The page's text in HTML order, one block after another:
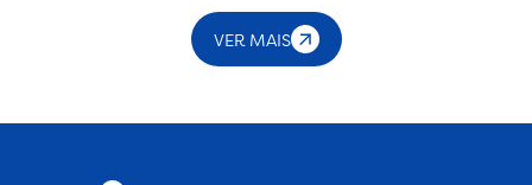
VER MAIS